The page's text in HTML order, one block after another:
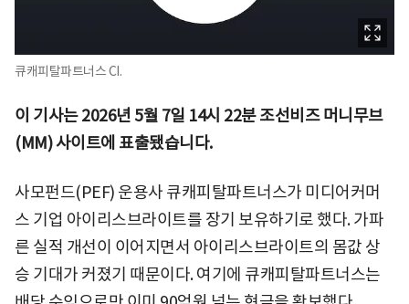
큐캐피탈파트너스 CI.
이 기사는 2026년 5월 7일 14시 22분 조선비즈 머니무브
(MM) 사이트에 표출됐습니다.
사모펀드(PEF) 운용사 큐캐피탈파트너스가 미디어커머
스 기업 아이리스브라이트를 장기 보유하기로 했다. 가파
른 실적 개선이 이어지면서 아이리스브라이트의 몸값 상
승 기대가 커졌기 때문이다. 여기에 큐캐피탈파트너스는